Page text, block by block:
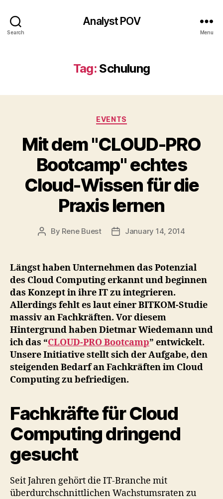
Search
Analyst POV
Menu
Tag: Schulung
Categories
EVENTS
Mit dem "CLOUD-PRO
Bootcamp" echtes
Cloud-Wissen für die
Praxis lernen
Post
By Rene Buest
PostJanuary 14, 2014
Längst haben Unternehmen das Potenzial
des Cloud Computing erkannt und beginnen
das Konzept in ihre IT zu integrieren.
Allerdings fehlt es laut einer BITKOM-Studie
massiv an Fachkräften. Vor diesem
Hintergrund haben Dietmar Wiedemann und
ich das “CLOUD-PRO Bootcamp” entwickelt.
Unsere Initiative stellt sich der Aufgabe, den
steigenden Bedarf an Fachkräften im Cloud
Computing zu befriedigen.
Fachkräfte für Cloud
Computing dringend
gesucht
Seit Jahren gehört die IT-Branche mit
überdurchschnittlichen Wachstumsraten zu